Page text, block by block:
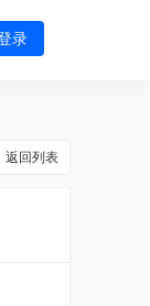
录
返回列表